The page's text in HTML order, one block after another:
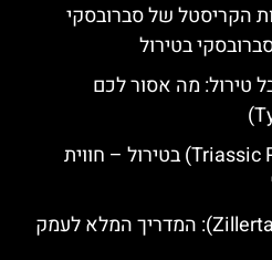
הקריסטל של סברובסקי
בטירול
טירול: מה אסור לכם
פארק הדינוזאורים (Triassic Park) בטירול – חווית
אטרקציות בעמק צילר (Zillertal): המדריך המלא לעמק